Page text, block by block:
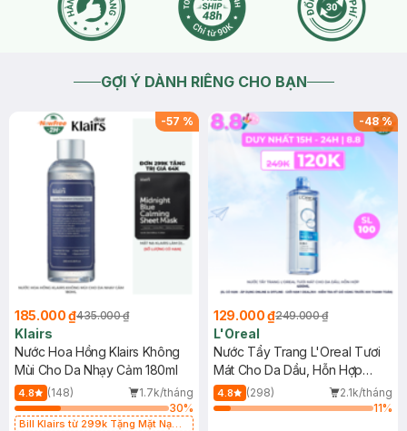
GỢI Ý DÀNH RIÊNG CHO BẠN
-57 %
185.000 ₫435.000 ₫
Klairs
Nước Hoa Hồng Klairs Không
Mùi Cho Da Nhạy Cảm 180ml
4.8 (148)
1.7k/tháng
30%
Bill Klairs từ 299k Tặng Mặt Nạ
-48%
129.000 ₫249.000 ₫
L'Oreal
Nước Tẩy Trang L'Oreal Tươi
Mát Cho Da Dầu, Hỗn Hợp
400ml
4.8 (298)
2.1k/tháng
11%